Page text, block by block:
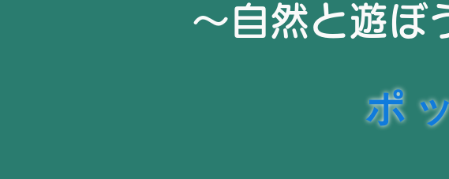
～​自然と遊ぼ
売・